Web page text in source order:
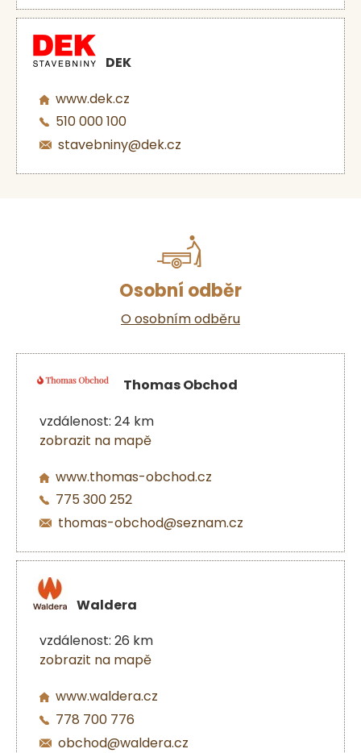
DEK
www.dek.cz
510 000 100
stavebniny@dek.cz
Osobní odběr
O osobním odběru
Thomas Obchod
vzdálenost: 24 km
zobrazit na mapě
www.thomas-obchod.cz
775 300 252
thomas-obchod@seznam.cz
Waldera
vzdálenost: 26 km
zobrazit na mapě
www.waldera.cz
778 700 776
obchod@waldera.cz